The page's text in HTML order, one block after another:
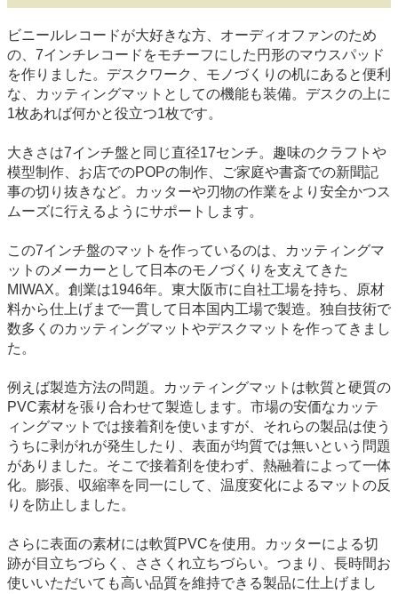
ビニールレコードが大好きな方、オーディオファンのため
の、7インチレコードをモチーフにした円形のマウスパッド
を作りました。デスクワーク、モノづくりの机にあると便利
な、カッティングマットとしての機能も装備。デスクの上に
1枚あれば何かと役立つ1枚です。
大きさは7インチ盤と同じ直径17センチ。趣味のクラフトや
模型制作、お店でのPOPの制作、ご家庭や書斎での新聞記
事の切り抜きなど。カッターや刃物の作業をより安全かつス
ムーズに行えるようにサポートします。
この7インチ盤のマットを作っているのは、カッティングマ
ットのメーカーとして日本のモノづくりを支えてきた
MIWAX。創業は1946年。東大阪市に自社工場を持ち、原材
料から仕上げまで一貫して日本国内工場で製造。独自技術で
数多くのカッティングマットやデスクマットを作ってきまし
た。
例えば製造方法の問題。カッティングマットは軟質と硬質の
PVC素材を張り合わせて製造します。市場の安価なカッテ
ィングマットでは接着剤を使いますが、それらの製品は使う
うちに剥がれが発生したり、表面が均質では無いという問題
がありました。そこで接着剤を使わず、熱融着によって一体
化。膨張、収縮率を同一にして、温度変化によるマットの反
りを防止しました。
さらに表面の素材には軟質PVCを使用。カッターによる切
跡が目立ちづらく、ささくれ立ちづらい。つまり、長時間お
使いいただいても高い品質を維持できる製品に仕上げまし